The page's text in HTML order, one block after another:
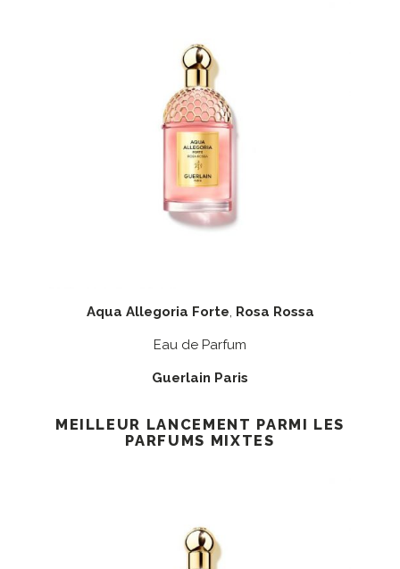
Aqua Allegoria Forte, Rosa Rossa
Eau de Parfum
Guerlain Paris
MEILLEUR LANCEMENT PARMI LES
PARFUMS MIXTES